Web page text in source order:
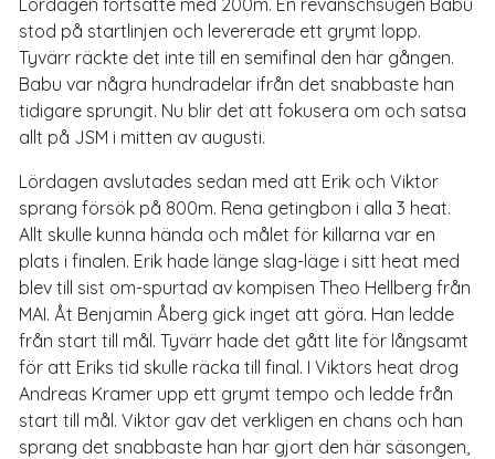
stod på startlinjen och levererade ett grymt lopp.
Tyvärr räckte det inte till en semifinal den här gången.
Babu var några hundradelar ifrån det snabbaste han
tidigare sprungit. Nu blir det att fokusera om och satsa
allt på JSM i mitten av augusti.
Lördagen avslutades sedan med att Erik och Viktor
sprang försök på 800m. Rena getingbon i alla 3 heat.
Allt skulle kunna hända och målet för killarna var en
plats i finalen. Erik hade länge slag-läge i sitt heat med
blev till sist om-spurtad av kompisen Theo Hellberg från
MAI. Åt Benjamin Åberg gick inget att göra. Han ledde
från start till mål. Tyvärr hade det gått lite för långsamt
för att Eriks tid skulle räcka till final. I Viktors heat drog
Andreas Kramer upp ett grymt tempo och ledde från
start till mål. Viktor gav det verkligen en chans och han
sprang det snabbaste han har gjort den här säsongen,